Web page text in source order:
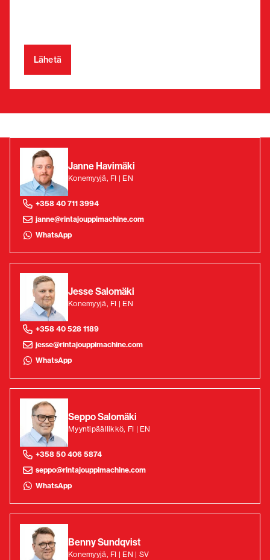
Janne Havimäki
Konemyyjä, FI | EN
+358 40 711 3994
janne@rintajouppimachine.com
WhatsApp
Jesse Salomäki
Konemyyjä, FI | EN
+358 40 528 1189
jesse@rintajouppimachine.com
WhatsApp
Seppo Salomäki
Myyntipäällikkö, FI | EN
+358 50 406 5874
seppo@rintajouppimachine.com
WhatsApp
Benny Sundqvist
Konemyyjä, FI | EN | SV